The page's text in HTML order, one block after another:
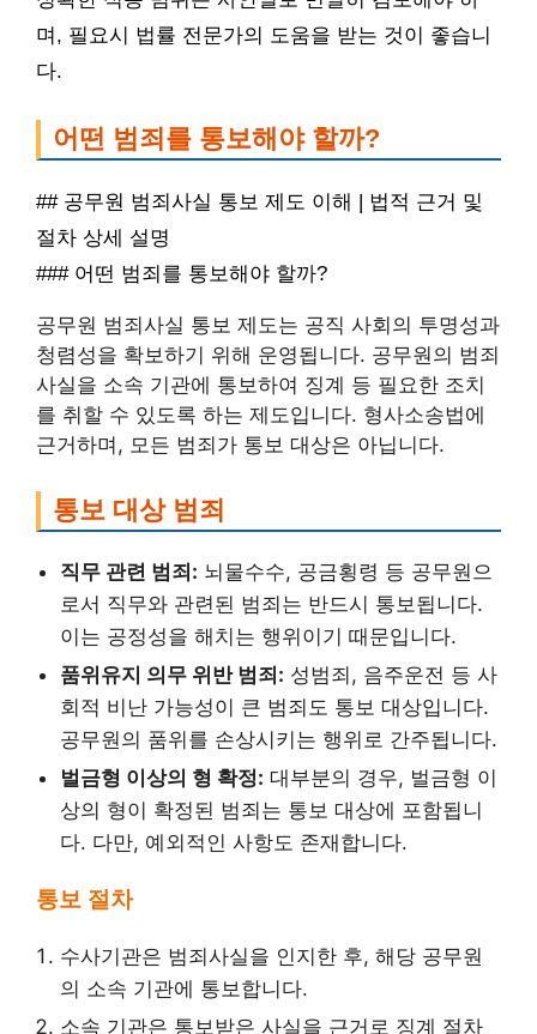
며, 필요시 법률 전문가의 도움을 받는 것이 좋습니
다.
어떤 범죄를 통보해야 할까?
## 공무원 범죄사실 통보 제도 이해 | 법적 근거 및
절차 상세 설명
### 어떤 범죄를 통보해야 할까?
공무원 범죄사실 통보 제도는 공직 사회의 투명성과
청렴성을 확보하기 위해 운영됩니다. 공무원의 범죄
사실을 소속 기관에 통보하여 징계 등 필요한 조치
를 취할 수 있도록 하는 제도입니다. 형사소송법에
근거하며, 모든 범죄가 통보 대상은 아닙니다.
통보 대상 범죄
직무 관련 범죄: 뇌물수수, 공금횡령 등 공무원으
로서 직무와 관련된 범죄는 반드시 통보됩니다.
이는 공정성을 해치는 행위이기 때문입니다.
품위유지 의무 위반 범죄: 성범죄, 음주운전 등 사
회적 비난 가능성이 큰 범죄도 통보 대상입니다.
공무원의 품위를 손상시키는 행위로 간주됩니다.
벌금형 이상의 형 확정: 대부분의 경우, 벌금형 이
상의 형이 확정된 범죄는 통보 대상에 포함됩니
다. 다만, 예외적인 사항도 존재합니다.
통보 절차
수사기관은 범죄사실을 인지한 후, 해당 공무원
의 소속 기관에 통보합니다.
소속 기관은 통보받은 사실을 근거로 징계 절차